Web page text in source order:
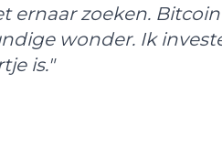
ernaar zoeken.
wonder. Ik
is."